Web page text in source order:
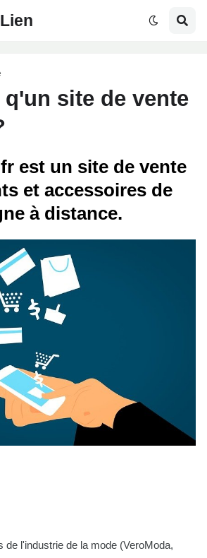
q'un site de vente
est un site de vente
et accessoires de
à distance.
de l'industrie de la mode (VeroModa,